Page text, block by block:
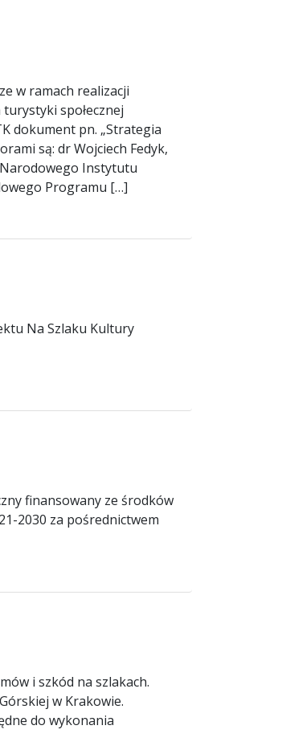
w ramach realizacji
społecznej
dokument pn. „Strategia
są: dr Wojciech Fedyk,
Instytutu
Programu […]
Na Szlaku Kultury
finansowany ze środków
2030 za pośrednictwem
i szkód na szlakach.
w Krakowie.
do wykonania